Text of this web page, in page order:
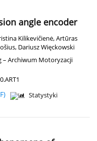
angle encoder
Kilikevičienė,Artūras
, Dariusz Więckowski
– Archiwum Motoryzacji
Statystyki